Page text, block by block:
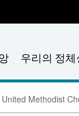
우리의 정체
Methodist